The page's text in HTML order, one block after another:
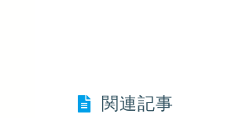
関連記事